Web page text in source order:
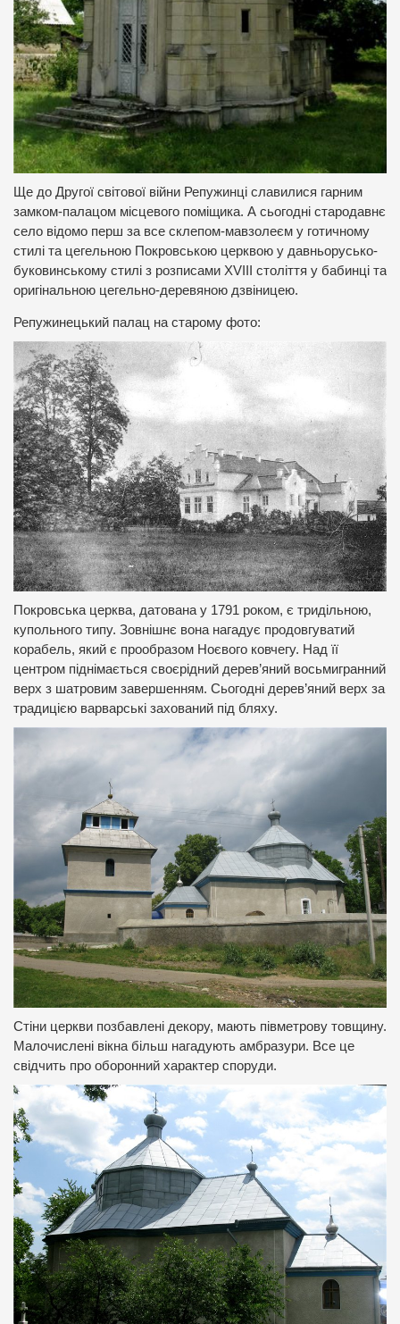
Ще до Другої світової війни Репужинці славилися гарним
замком-палацом місцевого поміщика. А сьогодні стародавнє
село відомо перш за все склепом-мавзолеєм у готичному
стилі та цегельною Покровською церквою у давньорусько-
буковинському стилі з розписами XVIII століття у бабинці та
оригінальною цегельно-деревяною дзвіницею.
Репужинецький палац на старому фото:
Покровська церква, датована у 1791 роком, є тридільною,
купольного типу. Зовнішнє вона нагадує продовгуватий
корабель, який є прообразом Ноєвого ковчегу. Над її
центром піднімається своєрідний дерев’яний восьмигранний
верх з шатровим завершенням. Сьогодні дерев’яний верх за
традицією варварські захований під бляху.
Стіни церкви позбавлені декору, мають півметрову товщину.
Малочислені вікна більш нагадують амбразури. Все це
свідчить про оборонний характер споруди.